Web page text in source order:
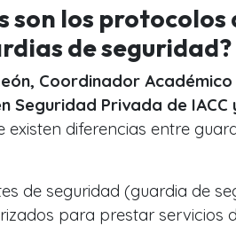
son los
de seguridad?
Coordinador
Seguridad Privada de
existen diferencias entre
de seguridad (guardia de
para prestar servicios